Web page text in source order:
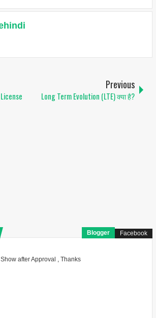
Previous
Long Term Evolution (LTE) क्या है?
Blogger Facebook
after Approval , Thanks